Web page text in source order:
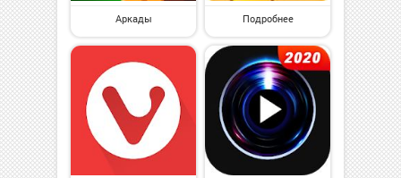
Аркады Подробнее